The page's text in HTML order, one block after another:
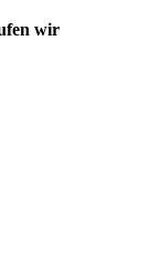
wir